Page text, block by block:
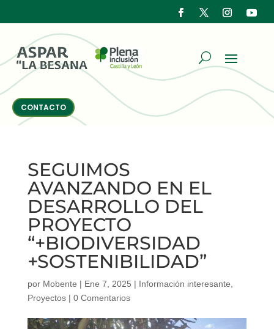
CONTACTO
SEGUIMOS
AVANZANDO EN EL
DESARROLLO DEL
PROYECTO
“+BIODIVERSIDAD
+SOSTENIBILIDAD”
por Mobente | Ene 7, 2025 | Información interesante,
Proyectos| 0 Comentarios